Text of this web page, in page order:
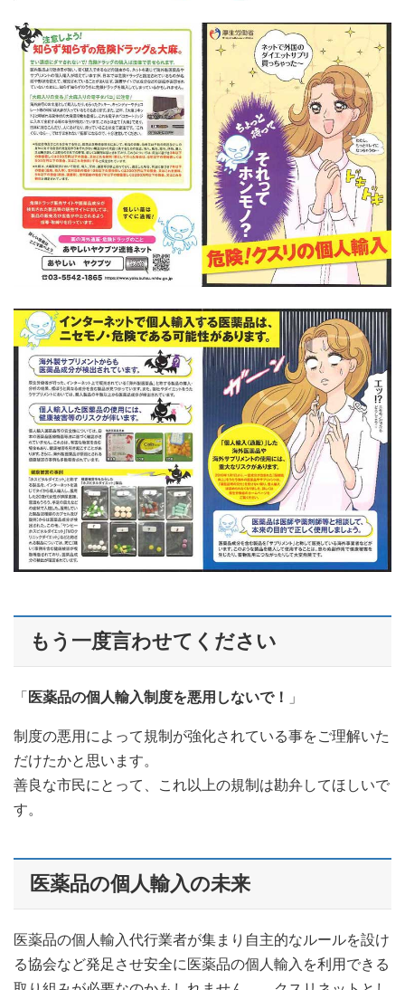
もう一度言わせてください
「 医薬品の個人輸入制度を悪用しないで！ 」
制度の悪用によって規制が強化されている事をご理解いた
だけたかと思います。
善良な市民にとって、これ以上の規制は勘弁してほしいで
す。
医薬品の個人輸入の未来
医薬品の個人輸入代行業者が集まり自主的なルールを設け
る協会など発足させ安全に医薬品の個人輸入を利用できる